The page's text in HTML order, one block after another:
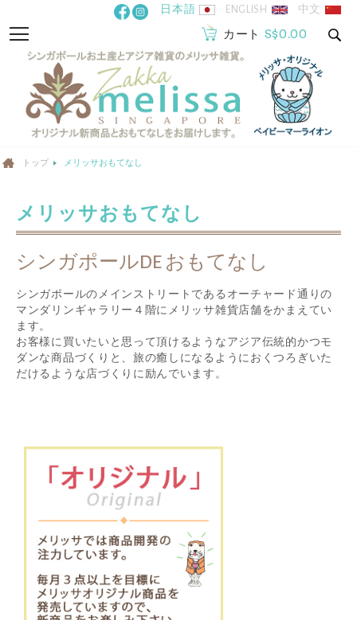
ン
ッ
ビ
呼
ぶ
カート S$0.00
日本語 ENGLISH 中文
トップ メリッサおもてなし
メリッサおもてなし
シンガポールDE おもてなし
シンガポールのメインストリートであるオーチャード通りの
マンダリンギャラリー４階にメリッサ雑貨店舗をかまえてい
ます。
お客様に買いたいと思って頂けるようなアジア伝統的かつモ
ダンな商品づくりと、旅の癒しになるようにおくつろぎいた
だけるような店づくりに励んでいます。